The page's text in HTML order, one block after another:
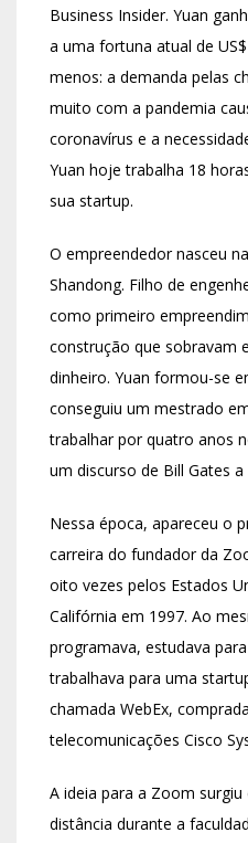
Business Insider. Yuan
a uma fortuna atual de
menos: a demanda pelas
muito com a pandemia
coronavírus e a
Yuan hoje trabalha 18
sua startup.
O empreendedor nasceu
Shandong. Filho de
como primeiro
construção que sobravam
dinheiro. Yuan formou-se
conseguiu um mestrado
trabalhar por quatro anos
um discurso de Bill Gates
Nessa época, apareceu o
carreira do fundador da
oito vezes pelos Estados
Califórnia em 1997. Ao
programava, estudava
trabalhava para uma
chamada WebEx,
telecomunicações Cisco
A ideia para a Zoom
distância durante a